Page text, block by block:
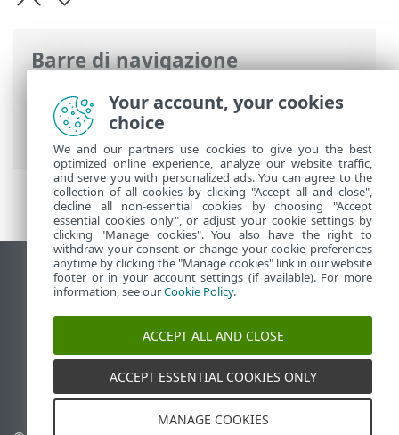
Barre di navigazione
Guida online ESET>ESET PROTECT On-
Prem>Introduzione Architettura
Agente
Visualizza sito desktop
End of Life
ESET Knowledge Base
ESET Status Portal
Supporto regionale
Your account, your cookies
choice
We and our partners use cookies to give you the best
optimized online experience, analyze our website traffic,
and serve you with personalized ads. You can agree to the
collection of all cookies by clicking "Accept all and close",
decline all non-essential cookies by choosing "Accept
essential cookies only", or adjust your cookie settings by
clicking "Manage cookies". You also have the right to
withdraw your consent or change your cookie preferences
anytime by clicking the "Manage cookies" link in our website
footer or in your account settings (if available). For more
information, see ourCookie Policy.
ACCEPT ALL AND CLOSE
ACCEPT ESSENTIAL COOKIES ONLY
MANAGE COOKIES